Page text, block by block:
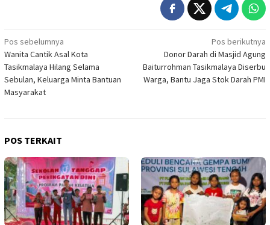
Navigasi
pos
Pos sebelumnya
Wanita Cantik Asal Kota
Tasikmalaya Hilang Selama
Sebulan, Keluarga Minta Bantuan
Masyarakat
Pos berikutnya
Donor Darah di Masjid Agung
Baiturrohman Tasikmalaya Diserbu
Warga, Bantu Jaga Stok Darah PMI
POS TERKAIT